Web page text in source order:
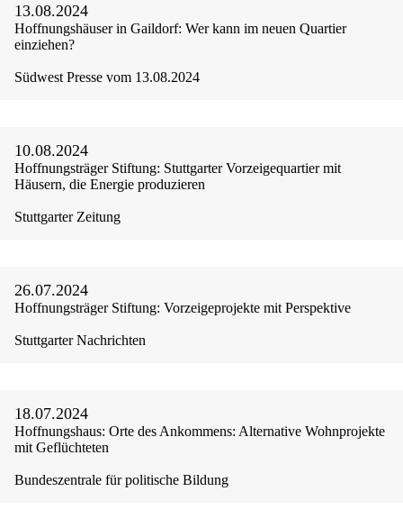
13.08.2024
Hoffnungshäuser in Gaildorf: Wer kann im neuen Quartier
einziehen?
Südwest Presse vom 13.08.2024
10.08.2024
Hoffnungsträger Stiftung: Stuttgarter Vorzeigequartier mit
Häusern, die Energie produzieren
Stuttgarter Zeitung
26.07.2024
Hoffnungsträger Stiftung: Vorzeigeprojekte mit Perspektive
Stuttgarter Nachrichten
18.07.2024
Hoffnungshaus: Orte des Ankommens: Alternative Wohnprojekte
mit Geflüchteten
Bundeszentrale für politische Bildung